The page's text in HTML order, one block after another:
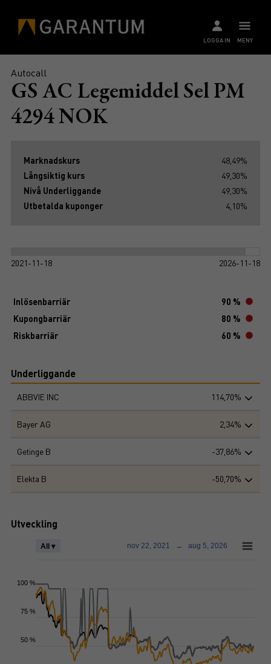
MENY
LOGGA IN
Autocall
GS AC Legemiddel Sel PM
4294 NOK
Marknadskurs
48,49%
Långsiktig kurs
49,30%
Nivå Underliggande
49,30%
Utbetalda kuponger
4,10%
2021-11-18 2026-11-18
Inlösenbarriär
90 %
Kupongbarriär
80 %
Riskbarriär
60 %
Underliggande
ABBVIE INC 114,70%
Bayer AG 2,34%
Getinge B -37,86%
Elekta B -50,70%
Utveckling
All ▾ nov 22, 2021 → aug 5, 2026
50 %
75 %
100 %